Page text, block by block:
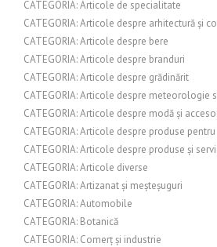
CATEGORIA: Articole de specialitate
CATEGORIA: Articole despre arhitectură și
CATEGORIA: Articole despre bere
CATEGORIA: Articole despre branduri
CATEGORIA: Articole despre grădinărit
CATEGORIA: Articole despre meteorologie
CATEGORIA: Articole despre modă și
CATEGORIA: Articole despre produse
CATEGORIA: Articole despre produse și
CATEGORIA: Articole diverse
CATEGORIA: Artizanat și meșteșuguri
CATEGORIA: Automobile
CATEGORIA: Botanică
CATEGORIA: Comerț și industrie